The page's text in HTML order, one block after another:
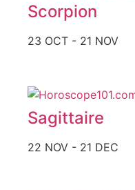
Scorpion
23 OCT - 21 NOV
Sagittaire
22 NOV - 21 DEC